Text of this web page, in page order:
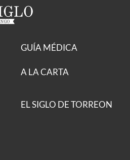
GUÍA MÉDICA
A LA CARTA
EL SIGLO DE TORREON